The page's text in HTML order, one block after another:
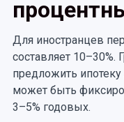
Для иностранцев
составляет 10–30%.
предложить
может быть
3–5% годовых.